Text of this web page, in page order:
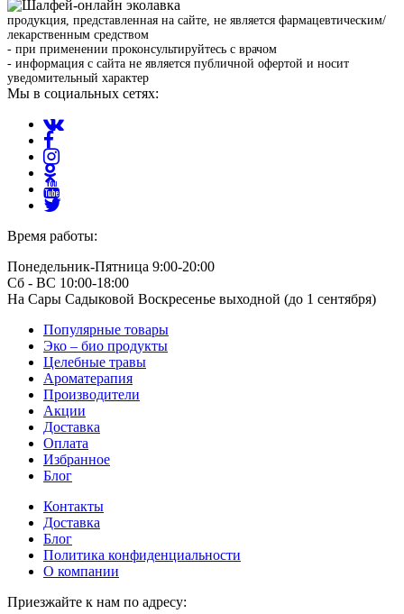
продукция, представленная на сайте, не является фармацевтическим/
лекарственным средством
- при применении проконсультируйтесь с врачом
- информация с сайта не является публичной офертой и носит
уведомительный характер
Мы в социальных сетях:
Время работы:
Понедельник-Пятница 9:00-20:00
Сб - ВС 10:00-18:00
На Сары Садыковой Воскресенье выходной (до 1 сентября)
Популярные товары
Эко – био продукты
Целебные травы
Ароматерапия
Производители
Акции
Доставка
Оплата
Избранное
Блог
Контакты
Доставка
Блог
Политика конфиденциальности
О компании
Приезжайте к нам по адресу: